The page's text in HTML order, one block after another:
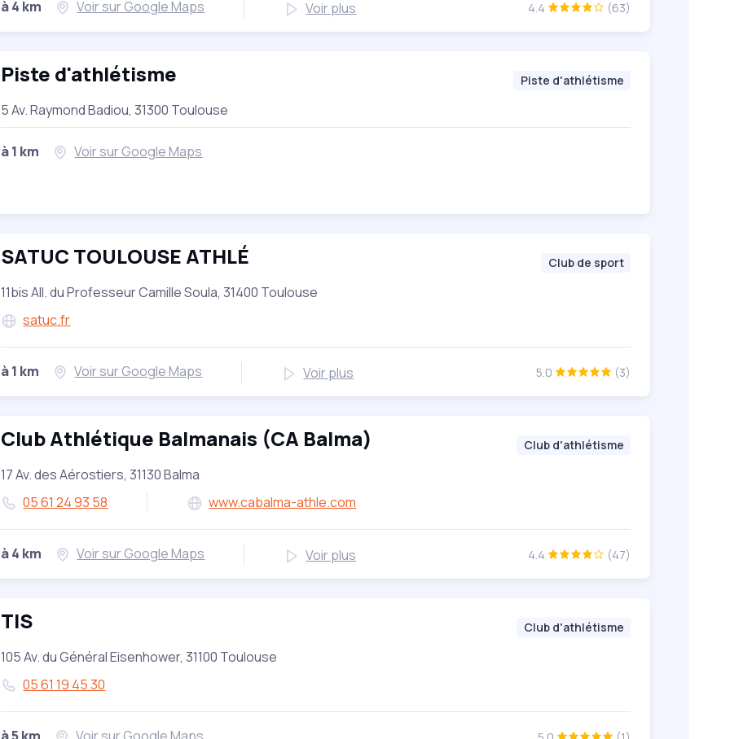
à 4 km Voir sur Google Maps Voir plus 4.4 (63)
Piste d'athlétisme Piste d'athlétisme
5 Av. Raymond Badiou, 31300 Toulouse
à 1 km Voir sur Google Maps
SATUC TOULOUSE ATHLÉ Club de sport
11bis All. du Professeur Camille Soula, 31400 Toulouse
satuc.fr
à 1 km Voir sur Google Maps Voir plus 5.0 (3)
Club Athlétique Balmanais (CA Balma) Club d'athlétisme
17 Av. des Aérostiers, 31130 Balma
05 61 24 93 58
www.cabalma-athle.com
à 4 km Voir sur Google Maps Voir plus 4.4 (47)
TIS Club d'athlétisme
105 Av. du Général Eisenhower, 31100 Toulouse
05 61 19 45 30